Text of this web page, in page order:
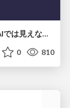
PHP初心者セッション2026 〜生成AIでは見えない裏側を知る：今だからLAMPを通して仕組みを学ぶ〜
0 810